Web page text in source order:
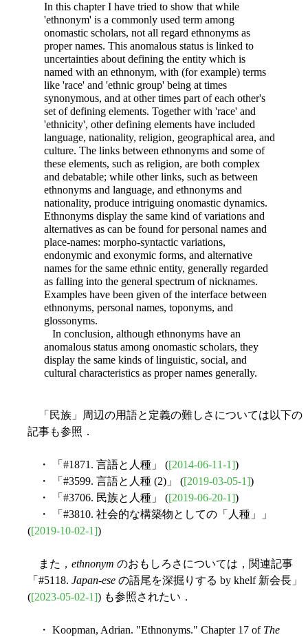
In this chapter I have tried to show that while
'ethnonym' is a commonly used term among
onomastic scholars, not all regard ethnonyms as
proper names. This anomalous status is linked to
uncertainties about defining the entity which is
named with an ethnonym, with (for example) terms
like 'race' and 'ethnic group' being at times
synonymous, and at other times part of each other's
set of defining elements. Together with 'race' and
'ethnicity', other defining elements have included
language, nationality, religion, geographical area, and
culture. The links between ethnonyms and some of
these elements, such as religion, are both complex
and debatable; while other links, such as between
ethnonyms and language, and ethnonyms and
nationality, produce intriguing onomastic dynamics.
Ethnonyms display the same kind of variations and
alternatives as can be found for personal names and
place-names: morpho-syntactic variations,
endonymic and exonymic forms, and alternative
names for the same ethnic entity, generally regarded
as falling into the general spectrum of nicknames.
Examples have been given of the interface between
ethnonyms, personal names, toponyms, and
glossonyms.
In conclusion, although ethnonyms have an
anomalous status among onomastic scholars, they
display the same kinds of linguistic, social, and
cultural characteristics as proper names generally.
「民族」周辺の用語と定義の難しさについては以下の
記事も参照．
・ 「#1871. 言語と人種」 ([2014-06-11-1])
・ 「#3599. 言語と人種 (2)」 ([2019-03-05-1])
・ 「#3706. 民族と人種」 ([2019-06-20-1])
・ 「#3810. 社会的な構築物としての「人種」」
([2019-10-02-1])
また， ethnonym のおもしろさについては，関連記事
「#5118. Japan-ese の語尾を深掘りする by khelf 新会長」
([2023-05-02-1]) も参照されたい．
・ Koopman, Adrian. "Ethnonyms." Chapter 17 of The